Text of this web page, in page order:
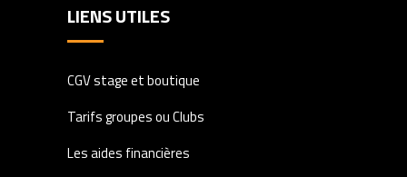
LIENS UTILES
CGV stage et boutique
Tarifs groupes ou Clubs
Les aides financières